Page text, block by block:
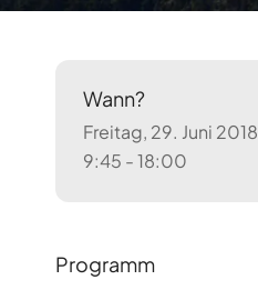
Wann?
Freitag, 29. Juni 2018
9:45 - 18:00
Programm